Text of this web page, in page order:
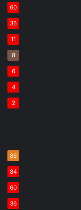
60
36
11
8
6
4
2
86
84
60
36